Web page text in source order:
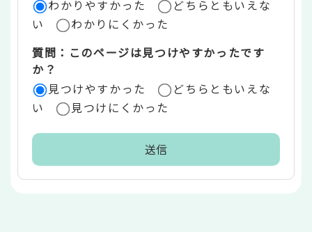
わかりやすかった
どちらともいえな
い
わかりにくかった
質問：このページは見つけやすかったです
か？
見つけやすかった
どちらともいえな
い
見つけにくかった